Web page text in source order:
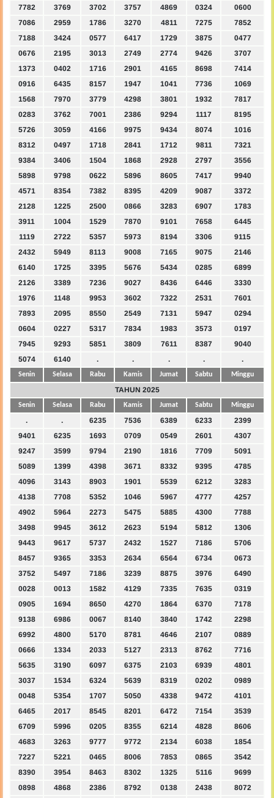
7782 3769 3702 3757 4869 0324
0600
7086
2959 1786 3270 4811 7275
7852
7188
3424 0577 6417 1729 3875
0477
0676
2195 3013 2749 2774 9426
3707
1373
0402 1716 2901 4165 8698
7414
0916
6435 8157 1947 1041 7736
1069
1568
7970 3779 4298 3801 1932
7817
0283
3762 7001 2386 9294 1117
8195
5726
3059 4166 9975 9434 8074
1016
8312
0497 1718 2841 1712 9811
7321
9384
3406 1504 1868 2928 2797
3556
5898
9798 0622 5896 8605 7417
9940
4571
8354 7382 8395 4209 9087
3372
2128
1225 2500 0866 3283 6907
1783
3911
1004 1529 7870 9101 7658
6445
1119
2722 5357 5973 8194 3306
9115
2432
5949 8113 9008 7165 9075
2146
6140
1725 3395 5676 5434 0285
6899
2126
3389 7236 9027 8436 6446
3330
1976
1148 9953 3602 7322 2531
7601
7893
2095 8550 2549 7131 5947
0294
0604
0227 5317 7834 1983 3573
0197
7945
9293 5851 3809 7611 8387
9040
5074
6140 . . . . .
Senin Selasa Rabu Kamis Jumat Sabtu Minggu
TAHUN 2025
Senin Selasa Rabu Kamis Jumat Sabtu Minggu
. . 6235 7536 6389 6233
2399
9401
6235 1693 0709 0549 2601
4307
9247
3599 9794 2190 1816 7709
5091
5089
1399 4398 3671 8332 9395
4785
4096
3143 8903 1901 5539 6212
3283
4138
7708 5352 1046 5967 4777
4257
4902
5964 2273 5475 5885 4300
7788
3498
9945 3612 2623 5194 5812
1306
9443
9617 5737 2432 1527 7186
5706
8457
9365 3353 2634 6564 6734
0673
3752
5497 7186 3239 8875 3976
6490
0028
0013 1582 4129 7335 7635
0319
0905
1694 8650 4270 1864 6370
7178
9138
6986 0067 8140 3840 1742
2298
6992
4800 5170 8781 4646 2107
0889
0666
1334 2033 5127 2313 8762
7716
5635
3190 6097 6375 2103 6939
4801
3037
1534 6324 5639 8319 0202
0989
0048
5354 1707 5050 4338 9472
4101
6465
2017 8545 8201 6472 7154
3539
6709
5996 0205 8355 6214 4828
8606
4683
3263 9777 9772 2134 6038
1854
7227
5221 0465 8006 7853 0865
3542
8390
3954 8463 8302 1325 5116
9699
0898
4868 2386 8792 0138 2438
8072